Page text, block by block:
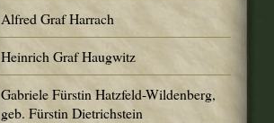
Alfred Graf Harrach
Heinrich Graf Haugwitz
Gabriele Fürstin Hatzfeld-Wildenberg,
geb. Fürstin Dietrichstein